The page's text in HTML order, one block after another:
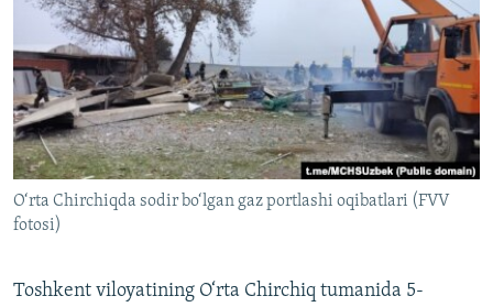
Озодлик бошқа тилларда
O‘rta Chirchiqda sodir bo‘lgan gaz portlashi oqibatlari (FVV
fotosi)
Toshkent viloyatining O‘rta Chirchiq tumanida 5-